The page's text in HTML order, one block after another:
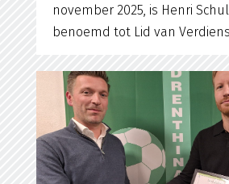
november 2025, is Henri
benoemd tot Lid van